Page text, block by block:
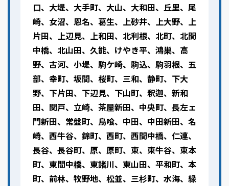
口、大堤、大手町、大山、大和田、丘里、尾
崎、女沼、恩名、葛生、上砂井、上大野、上
片田、上辺見、上和田、北利根、北町、北間
中橋、北山田、久能、けやき平、鴻巣、高
野、古河、小堤、駒ケ崎、駒込、駒羽根、五
部、幸町、坂間、桜町、三和、静町、下大
野、下片田、下辺見、下山町、釈迦、新和
田、関戸、立崎、茶屋新田、中央町、長左ェ
門新田、常盤町、鳥喰、中田、中田新田、名
崎、西牛谷、錦町、西町、西間中橋、仁連、
長谷、長谷町、原、原町、東、東牛谷、東本
町、東間中橋、東諸川、東山田、平和町、本
町、前林、牧野地、松並、三杉町、水海、緑